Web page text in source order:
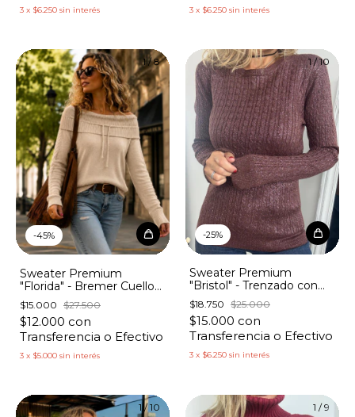
3 x $6.250 sin interés 3 x $6.250 sin interés
1 /8
-45%
Sweater Premium
"Florida" - Bremer Cuello
Bote
$15.000 $27.500
$12.000 con
Transferencia o Efectivo
3 x $5.000 sin interés
1/10
-25%
Sweater Premium
"Bristol" - Trenzado con
Lurex
$18.750 $25.000
$15.000 con
Transferencia o Efectivo
3 x $6.250 sin interés
1/10 1 /9